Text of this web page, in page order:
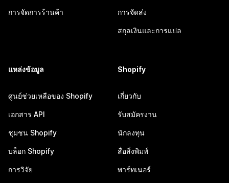
การจัดการร้านค้า การจัดส่ง
สกุลเงินและการแปล
แหล่งข้อมูล
ศูนย์ช่วยเหลือของ Shopify
เอกสาร API
ชุมชน Shopify
บล็อก Shopify
การวิจัย
Shopify
เกี่ยวกับ
รับสมัครงาน
นักลงทุน
สื่อสิ่งพิมพ์
พาร์ทเนอร์